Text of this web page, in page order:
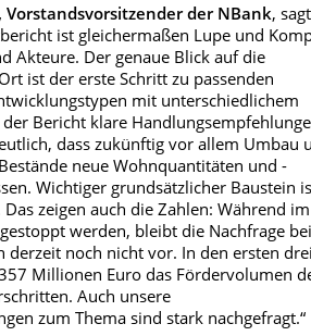
der NBank,
ist gleichermaßen Lupe und
Akteure. Der genaue Blick auf die
ist der erste Schritt zu passenden
mit unterschiedlichem
Bericht klare
dass zukünftig vor allem Umbau
neue Wohnquantitäten und -
Wichtiger grundsätzlicher Baustein
zeigen auch die Zahlen: Während im
werden, bleibt die Nachfrage
derzeit noch nicht vor. In den ersten
Millionen Euro das Fördervolumen
Auch unsere
zum Thema sind stark nachgefragt.“